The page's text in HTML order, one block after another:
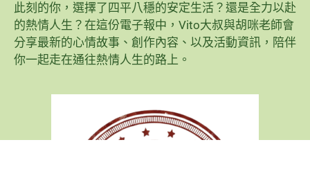
此刻的你，選擇了四平八穩的安定生活？還是全力以赴
的熱情人生？在這份電子報中，Vito大叔與胡咪老師會
分享最新的心情故事、創作內容、以及活動資訊，陪伴
你一起走在通往熱情人生的路上。